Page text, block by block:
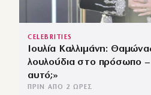
CELEBRITIES
Ιουλία Καλλιμάνη:
λουλούδια στο πρόσωπο –
αυτό;»
ΠΡΙΝ ΑΠΌ 2 ΏΡΕΣ